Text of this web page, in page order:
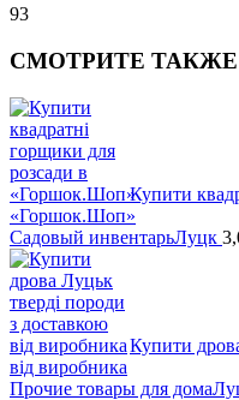
93
СМОТРИТЕ
Купити
«Горшок.Шоп»
Садовый инвентарьЛуцк
Купити
від виробника
Прочие товары для дома